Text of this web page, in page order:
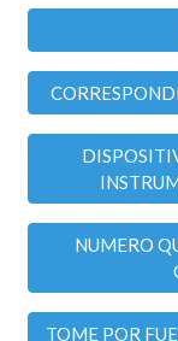
NUMERO
TOME POR